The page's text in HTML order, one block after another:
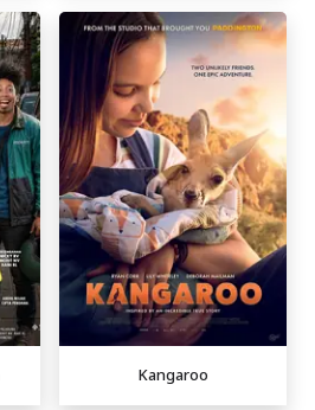
Kangaroo